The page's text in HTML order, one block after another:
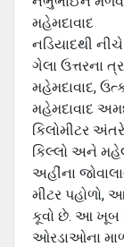
મહેમદાવાદ
નડિયાદથી
ગેલા ઉત્તરના
મહેમદાવાદ,
મહેમદાવાદ
કિલોમીટર
કિલ્લો અને
અહીંના
મીટર પહોળો,
કૂવો છે. આ ખૂબ
ઓરડાઓના